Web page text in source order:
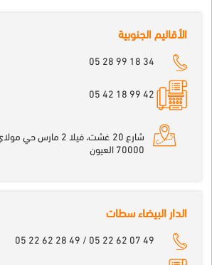
الأقاليم الجنوبية
05 28 99 18 34
42 99 18 42 05
70000 العيون
الدار البيضاء سطات
05 22 62 28 49 / 05 22 62 07 49